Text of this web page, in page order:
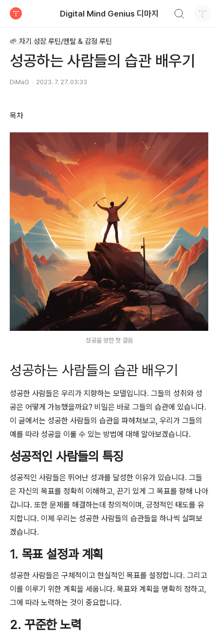
Digital Mind Genius 디마지
🌱 자기 성장 루틴/멘탈 & 감정 루틴
성공하는 사람들의 습관 배우기
DiMaG 2023. 7. 27. 03:33
목차
성공을 향한 첫 걸음
성공하는 사람들의 습관 배우기
성공한 사람들은 우리가 지향하는 모델입니다. 그들의 성취와 성
공은 어떻게 가능했을까요? 비밀은 바로 그들의 습관에 있습니다.
이 글에서는 성공한 사람들의 습관을 파헤쳐보고, 우리가 그들의
예를 따라 성공을 이룰 수 있는 방법에 대해 알아보겠습니다.
성공적인 사람들의 특징
성공적인 사람들은 뛰어난 성과를 달성한 이유가 있습니다. 그들
은 자신의 목표를 정확히 이해하고, 끈기 있게 그 목표를 향해 나아
갑니다. 또한 문제를 해결하는데 창의적이며, 긍정적인 태도를 유
지합니다. 이제 우리는 성공한 사람들의 습관들을 하나씩 살펴보
겠습니다.
1. 목표 설정과 계획
성공한 사람들은 구체적이고 현실적인 목표를 설정합니다. 그리고
이를 이루기 위한 계획을 세웁니다. 목표와 계획을 명확히 정하고,
그에 따라 노력하는 것이 중요합니다.
2. 꾸준한 노력